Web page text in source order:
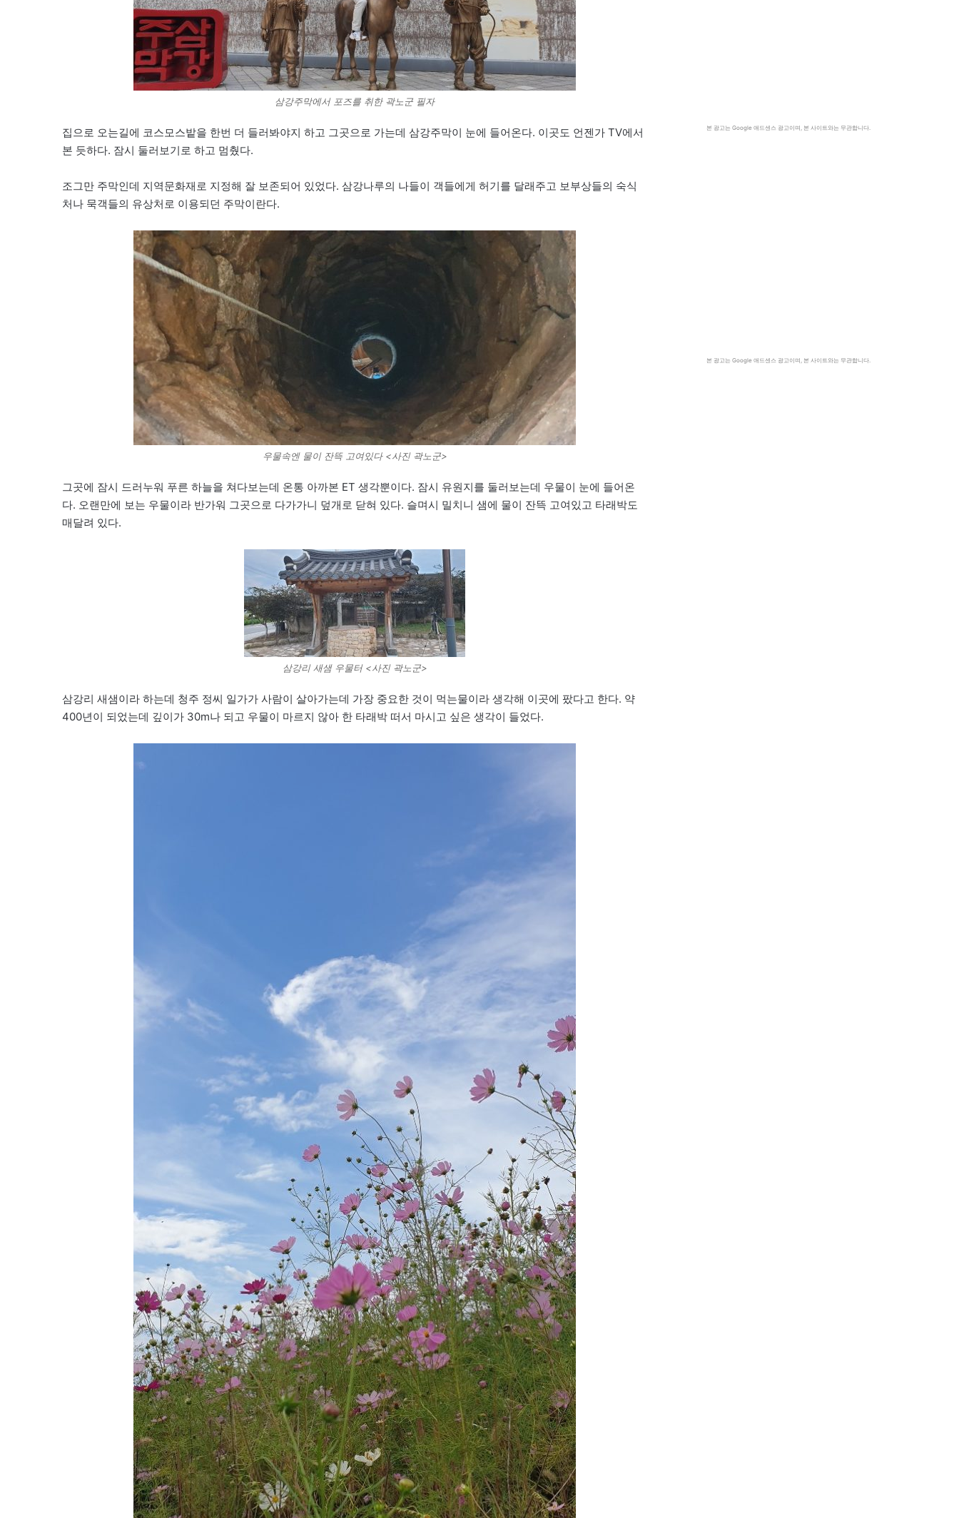
삼강주막에서 포즈를 취한 곽노군 필자
집으로 오는길에 코스모스밭을 한번 더 들러봐야지 하고 그곳으로 가는데 삼강주막이 눈에 들어온다. 이곳도 언젠가 TV에서
본 듯하다. 잠시 둘러보기로 하고 멈췄다.
조그만 주막인데 지역문화재로 지정해 잘 보존되어 있었다. 삼강나루의 나들이 객들에게 허기를 달래주고 보부상들의 숙식
처나 묵객들의 유상처로 이용되던 주막이란다.
우물속엔 물이 잔뜩 고여있다 <사진 곽노군>
그곳에 잠시 드러누워 푸른 하늘을 쳐다보는데 온통 아까본 ET 생각뿐이다. 잠시 유원지를 둘러보는데 우물이 눈에 들어온
다. 오랜만에 보는 우물이라 반가워 그곳으로 다가가니 덮개로 닫혀 있다. 슬며시 밀치니 샘에 물이 잔뜩 고여있고 타래박도
매달려 있다.
삼강리 새샘 우물터 <사진 곽노군>
삼강리 새샘이라 하는데 청주 정씨 일가가 사람이 살아가는데 가장 중요한 것이 먹는물이라 생각해 이곳에 팠다고 한다. 약
400년이 되었는데 깊이가 30m나 되고 우물이 마르지 않아 한 타래박 떠서 마시고 싶은 생각이 들었다.
본 광고는 Google 애드센스 광고이며, 본 사이트와는 무관합니다.
본 광고는 Google 애드센스 광고이며, 본 사이트와는 무관합니다.